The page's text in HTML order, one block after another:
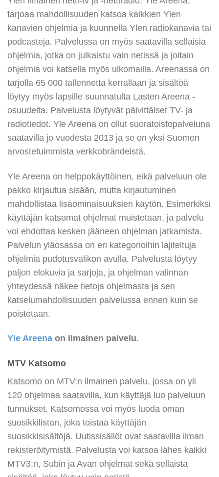
tarjoaa mahdollisuuden katsoa kaikkien Ylen
kanavien ohjelmia ja kuunnella Ylen radiokanavia tai
podcasteja. Palvelussa on myös saatavilla sellaisia
ohjelmia, jotka on julkaistu vain netissä ja joitain
ohjelmia voi katsella myös ulkomailla. Areenassa on
tarjolla 65 000 tallennetta kerrallaan ja sisältöä
löytyy myös lapsille suunnatulta Lasten Areena -
osuudelta. Palvelusta löytyvät päivittäiset TV- ja
radiotiedot. Yle Areena on ollut suoratoistopalveluna
saatavilla jo vuodesta 2013 ja se on yksi Suomen
arvostetuimmista verkkobrändeistä.
Yle Areena on helppokäyttöinen, eikä palveluun ole
pakko kirjautua sisään, mutta kirjautuminen
mahdollistaa lisäominaisuuksien käytön. Esimerkiksi
käyttäjän katsomat ohjelmat muistetaan, ja palvelu
voi ehdottaa kesken jääneen ohjelman jatkamista.
Palvelun yläosassa on eri kategorioihin lajiteltuja
ohjelmia pudotusvalikon avulla. Palvelusta löytyy
paljon elokuvia ja sarjoja, ja ohjelman valinnan
yhteydessä näkee tietoja ohjelmasta ja sen
katselumahdollisuuden palvelussa ennen kuin se
poistetaan.
Yle Areena on ilmainen palvelu.
MTV Katsomo
Katsomo on MTV:n ilmainen palvelu, jossa on yli
120 ohjelmaa saatavilla, kun käyttäjä luo palveluun
tunnukset. Katsomossa voi myös luoda oman
suosikkilistan, joka toistaa käyttäjän
suosikkisisältöjä. Uutissisällöt ovat saatavilla ilman
rekisteröitymistä. Palvelusta voi katsoa lähes kaikki
MTV3:n, Subin ja Avan ohjelmat sekä sellaista